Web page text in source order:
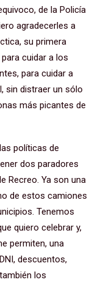
de la Policía
agradecerles a
su primera
cuidar a los
para cuidar a
sin distraer un sólo
más picantes de
políticas de
dos paradores
Recreo. Ya son una
de estos camiones
Tenemos
quiero celebrar y,
permiten, una
descuentos,
los